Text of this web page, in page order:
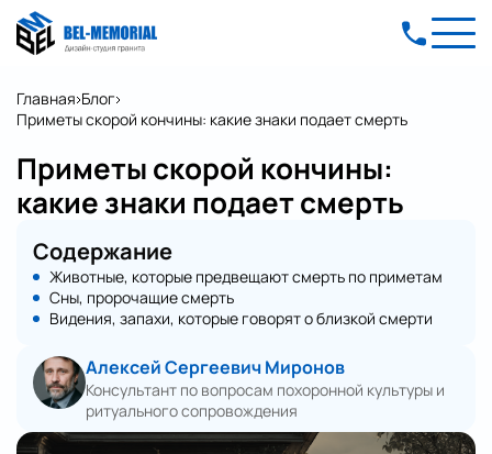
Главная Блог
Приметы скорой кончины: какие знаки подает смерть
Приметы скорой кончины:
какие знаки подает смерть
Содержание
Животные, которые предвещают смерть по приметам
Сны, пророчащие смерть
Видения, запахи, которые говорят о близкой смерти
Алексей Сергеевич Миронов
Консультант по вопросам похоронной культуры и
ритуального сопровождения